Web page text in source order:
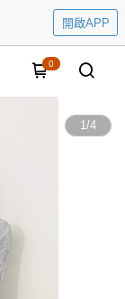
開啟APP
0
1/4